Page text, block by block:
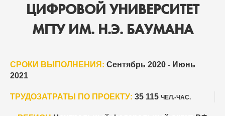
ЦИФРОВОЙ УНИВЕРСИТЕТ
МГТУ ИМ. Н.Э. БАУМАНА
СРОКИ ВЫПОЛНЕНИЯ: Сентябрь 2020 - Июнь
2021
ТРУДОЗАТРАТЫ ПО ПРОЕКТУ: 35 115 ЧЕЛ.-ЧАС.